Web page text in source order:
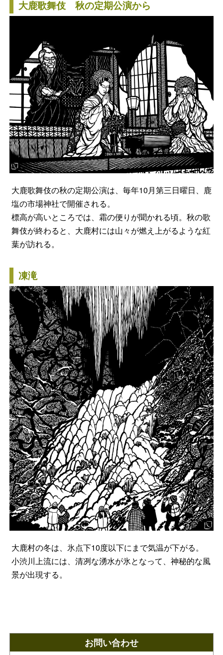
大鹿歌舞伎 秋の定期公演から
大鹿歌舞伎の秋の定期公演は、毎年10月第三日曜日、鹿
塩の市場神社で開催される。
標高が高いところでは、霜の便りが聞かれる頃。秋の歌
舞伎が終わると、大鹿村には山々が燃え上がるような紅
葉が訪れる。
凍滝
大鹿村の冬は、氷点下10度以下にまで気温が下がる。
小渋川上流には、清冽な湧水が氷となって、神秘的な風
景が出現する。
お問い合わせ